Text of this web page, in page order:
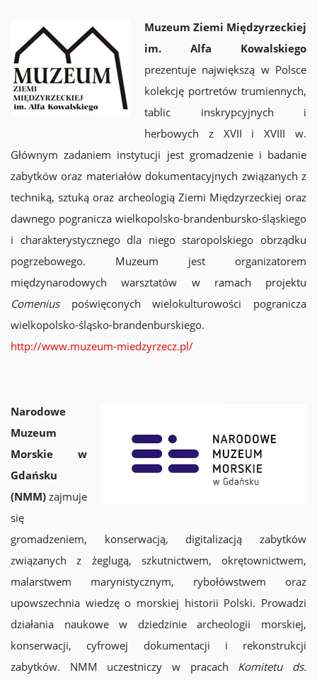
Muzeum Ziemi Międzyrzeckiej
im. Alfa Kowalskiego
prezentuje największą w Polsce
kolekcję portretów trumiennych,
tablic inskrypcyjnych i
herbowych z XVII i XVIII w.
Głównym zadaniem instytucji jest gromadzenie i badanie
zabytków oraz materiałów dokumentacyjnych związanych z
techniką, sztuką oraz archeologią Ziemi Międzyrzeckiej oraz
dawnego pogranicza wielkopolsko-brandenbursko-śląskiego
i charakterystycznego dla niego staropolskiego obrządku
pogrzebowego. Muzeum jest organizatorem
międzynarodowych warsztatów w ramach projektu
Comenius poświęconych wielokulturowości pogranicza
wielkopolsko-śląsko-brandenburskiego.
http://www.muzeum-miedzyrzecz.pl/
Narodowe
Muzeum
Morskie w
Gdańsku
(NMM) zajmuje
się
gromadzeniem, konserwacją, digitalizacją zabytków
związanych z żeglugą, szkutnictwem, okrętownictwem,
malarstwem marynistycznym, rybołówstwem oraz
upowszechnia wiedzę o morskiej historii Polski. Prowadzi
działania naukowe w dziedzinie archeologii morskiej,
konserwacji, cyfrowej dokumentacji i rekonstrukcji
zabytków. NMM uczestniczy w pracach Komitetu ds.